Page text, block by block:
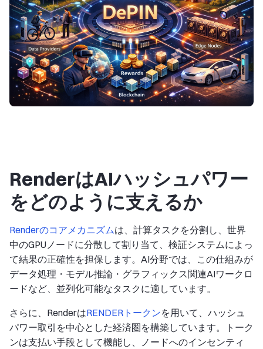
RenderはAIハッシュパワー
をどのように支えるか
Renderのコアメカニズムは、計算タスクを分割し、世界
中のGPUノードに分散して割り当て、検証システムによっ
て結果の正確性を担保します。AI分野では、この仕組みが
データ処理・モデル推論・グラフィックス関連AIワークロ
ードなど、並列化可能なタスクに適しています。
さらに、RenderはRENDERトークンを用いて、ハッシュ
パワー取引を中心とした経済圏を構築しています。トーク
ンは支払い手段として機能し、ノードへのインセンティ